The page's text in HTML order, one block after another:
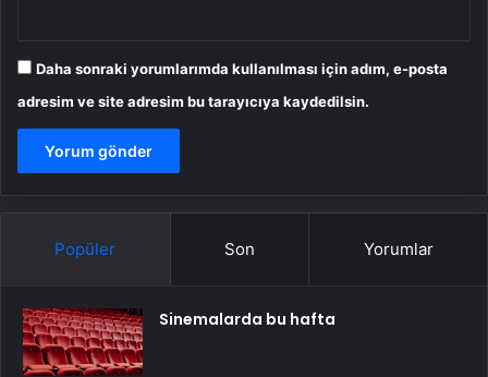
Daha sonraki yorumlarımda kullanılması için adım, e-posta
adresim ve site adresim bu tarayıcıya kaydedilsin.
Popüler Son Yorumlar
Sinemalarda bu hafta